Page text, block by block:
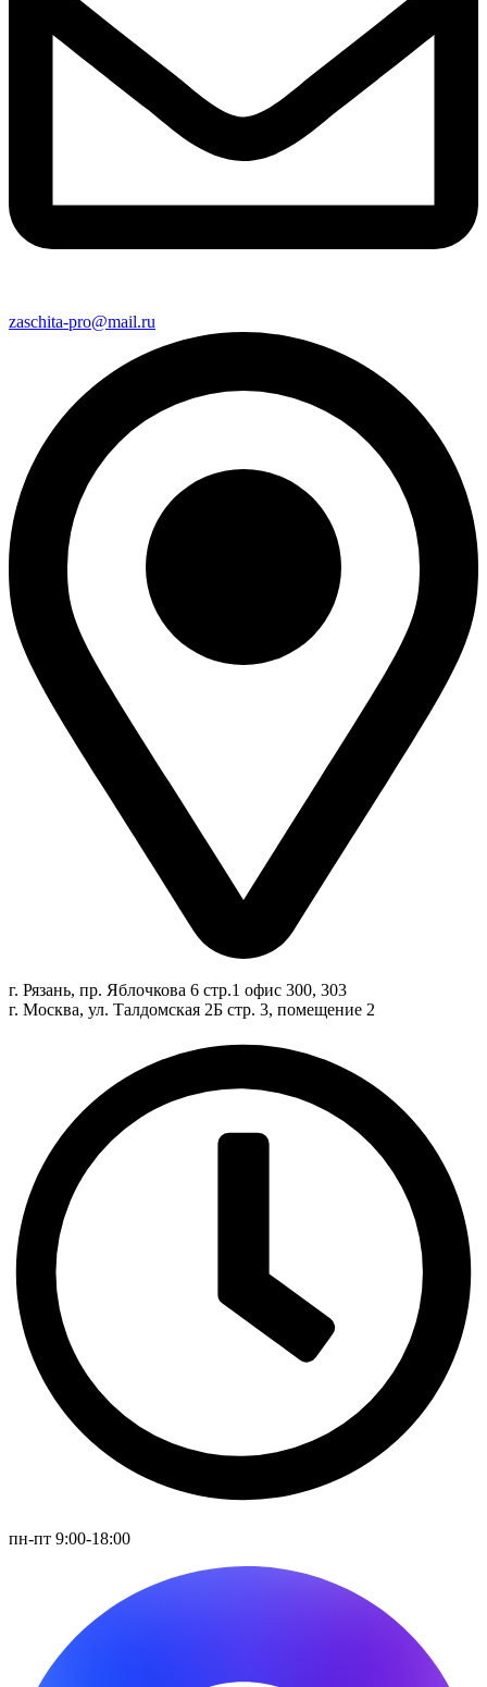
zaschita-pro@mail.ru
г. Рязань, пр. Яблочкова 6 стр.1 офис 300, 303
г. Москва, ул. Талдомская 2Б стр. 3, помещение 2
пн-пт 9:00-18:00